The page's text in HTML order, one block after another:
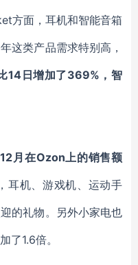
方面，耳机和智能音箱
这类产品需求特别高，
14日增加了369%，智
月在Ozon上的销售额
耳机、游戏机、运动手
的礼物。另外小家电也
了1.6倍。